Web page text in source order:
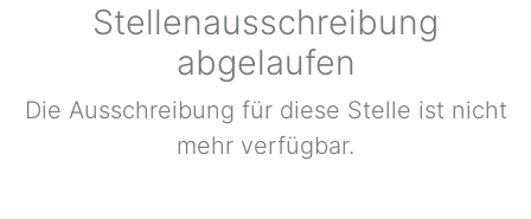
Stellenausschreibung
abgelaufen
Die Ausschreibung für diese Stelle ist nicht
mehr verfügbar.